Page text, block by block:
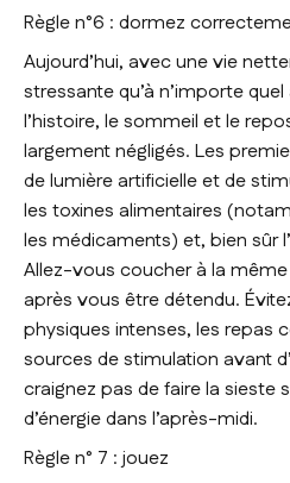
Règle n°6 : dormez
Aujourd’hui, avec une vie
stressante qu’à n’importe
l’histoire, le sommeil et le
largement négligés. Les
de lumière artificielle et de
les toxines alimentaires
les médicaments) et, bien sûr
Allez-vous coucher à la
après vous être détendu.
physiques intenses, les repas
sources de stimulation avant
craignez pas de faire la sieste
d’énergie dans l’après-midi.
Règle n° 7 : jouez